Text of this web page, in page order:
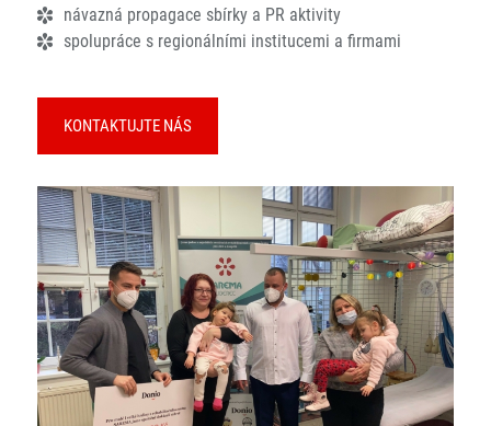
návazná propagace sbírky a PR aktivity
spolupráce s regionálními institucemi a firmami
KONTAKTUJTE NÁS